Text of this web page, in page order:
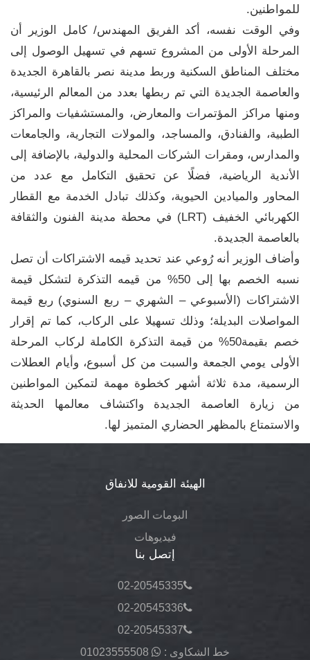
للمواطنين.
وفي الوقت نفسه، أكد الفريق المهندس/ كامل الوزير أن
المرحلة الأولى من المشروع تسهم في تسهيل الوصول إلى
مختلف المناطق السكنية وربط مدينة نصر بالقاهرة الجديدة
والعاصمة الجديدة التي تم ربطها بعدد من المعالم الرئيسية،
ومنها مراكز المؤتمرات والمعارض، والمستشفيات والمراكز
الطبية، والفنادق، والمساجد، والمولات التجارية، والجامعات
والمدارس، ومقرات الشركات المحلية والدولية، بالإضافة إلى
الأندية الرياضية، فضلًا عن تحقيق التكامل مع عدد من
المحاور والميادين الحيوية، وكذلك تبادل الخدمة مع القطار
الكهربائي الخفيف (LRT) في محطة مدينة الفنون والثقافة
بالعاصمة الجديدة.
وأضاف الوزير أنه رُوعي عند تحديد قيمه الاشتراكات أن تصل
نسبه الخصم بها إلى 50% من قيمه التذكرة لتشكل قيمة
الاشتراكات (الأسبوعي – الشهري – ربع السنوي) ربع قيمة
المواصلات البديلة؛ وذلك تسهيلا على الركاب، كما تم إقرار
خصم بقيمة50% من قيمة التذكرة الكاملة لركاب المرحلة
الأولى يومي الجمعة والسبت من كل أسبوع، وأيام العطلات
الرسمية، مدة ثلاثة أشهر كخطوة مهمة لتمكين المواطنين
من زيارة العاصمة الجديدة واكتشاف معالمها الحديثة
والاستمتاع بالمظهر الحضاري المتميز لها.
الهيئة القومية للانفاق
البومات الصور
فيديوهات
إتصل بنا
02-20545335
02-20545336
02-20545337
خط الشكاوى :
01023555508